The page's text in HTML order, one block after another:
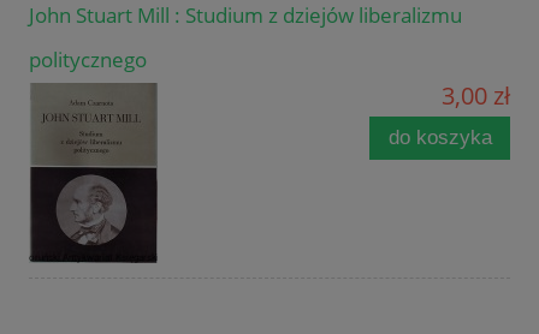
John Stuart Mill : Studium z dziejów liberalizmu
politycznego
3,00 zł
do koszyka